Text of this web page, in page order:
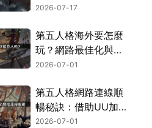
與加速指南！
2026-07-17
第五人格海外要怎麼
玩？網路最佳化與加
速攻略！
2026-07-01
第五人格網路連線順
暢秘訣：借助UU加
速器保持穩定連線！
2026-07-01